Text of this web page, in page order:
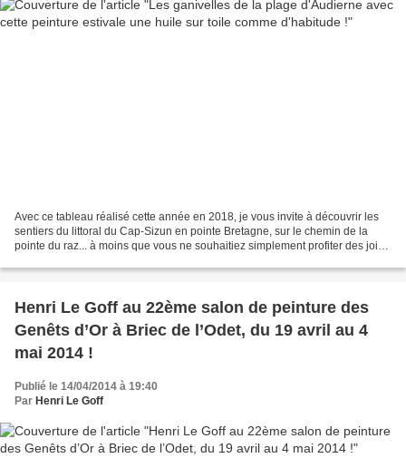
Avec ce tableau réalisé cette année en 2018, je vous invite à découvrir les
sentiers du littoral du Cap-Sizun en pointe Bretagne, sur le chemin de la
pointe du raz... à moins que vous ne souhaitiez simplement profiter des joies
Henri Le Goff au 22ème salon de peinture des
Genêts d’Or à Briec de l’Odet, du 19 avril au 4
mai 2014 !
Publié le 14/04/2014 à 19:40
Par Henri Le Goff